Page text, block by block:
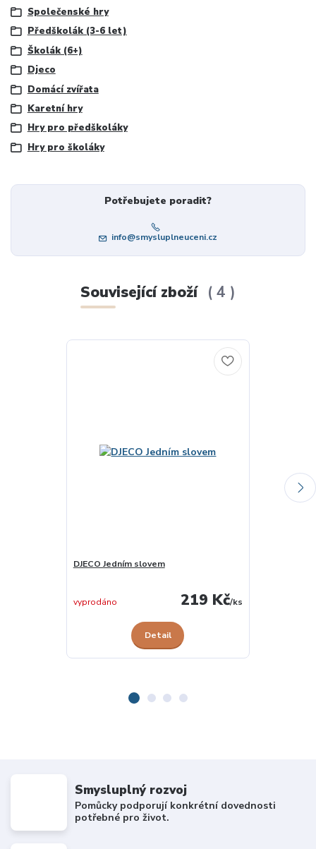
Společenské hry
Předškolák (3-6 let)
Školák (6+)
Djeco
Domácí zvířata
Karetní hry
Hry pro předškoláky
Hry pro školáky
Potřebujete poradit?
info@smysluplneuceni.cz
Související zboží 4
DJECO Jedním slovem
219 Kč/ks
vyprodáno
Detail
Smysluplný rozvoj
Pomůcky podporují konkrétní dovednosti
potřebné pro život.